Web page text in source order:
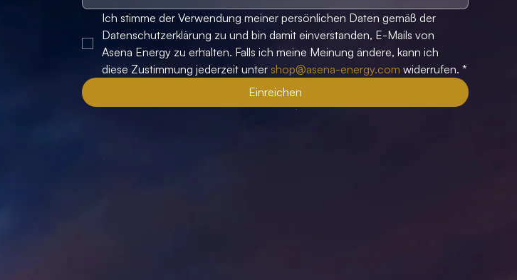
Ich stimme der Verwendung meiner persönlichen Daten gemäß der
Datenschutzerklärung zu und bin damit einverstanden, E-Mails von
Asena Energy zu erhalten. Falls ich meine Meinung ändere, kann ich
diese Zustimmung jederzeit unter shop@asena-energy.com widerrufen. *
Einreichen